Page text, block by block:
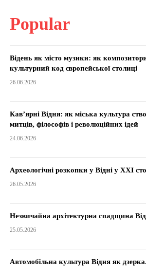
Popular
Відень як місто музики: як
культурний код європейської столиці
26.06.2026
Кав’ярні Відня: як міська культура
митців, філософів і революційних ідей
24.06.2026
Археологічні розкопки у Відні у XXI
26.05.2026
Незвичайна архітектурна спадщина
25.05.2026
Автомобільна культура Відня як